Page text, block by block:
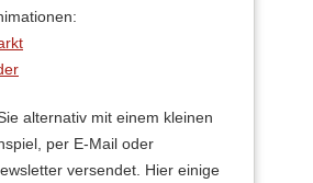
alternativ mit einem kleinen
per E-Mail oder
versendet. Hier einige